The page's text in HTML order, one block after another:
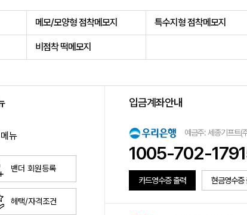
메모/모양형 점착메모지 특수지형 점착메모지
비점착 떡메모지
입금계좌안내
뉴
밴더 회원등록
헤택/자격조건
예금주: 세종기프트(
1005-702-
카드영수증 출력 현금영수증